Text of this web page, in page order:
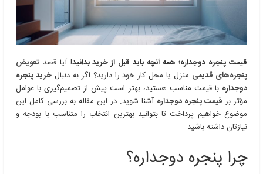
قیمت پنجره دوجداره؛ همه آنچه باید قبل از خرید بدانید! آیا قصد تعویض
پنجره‌های قدیمی منزل یا محل کار خود را دارید؟ اگر به دنبال خرید پنجره
دوجداره با قیمت مناسب هستید، بهتر است پیش از تصمیم‌گیری با عوامل
مؤثر بر قیمت پنجره دوجداره آشنا شوید. در این مقاله به بررسی کامل این
موضوع خواهیم پرداخت تا بتوانید بهترین انتخاب را متناسب با بودجه و
نیازتان داشته باشید.
چرا پنجره دوجداره؟